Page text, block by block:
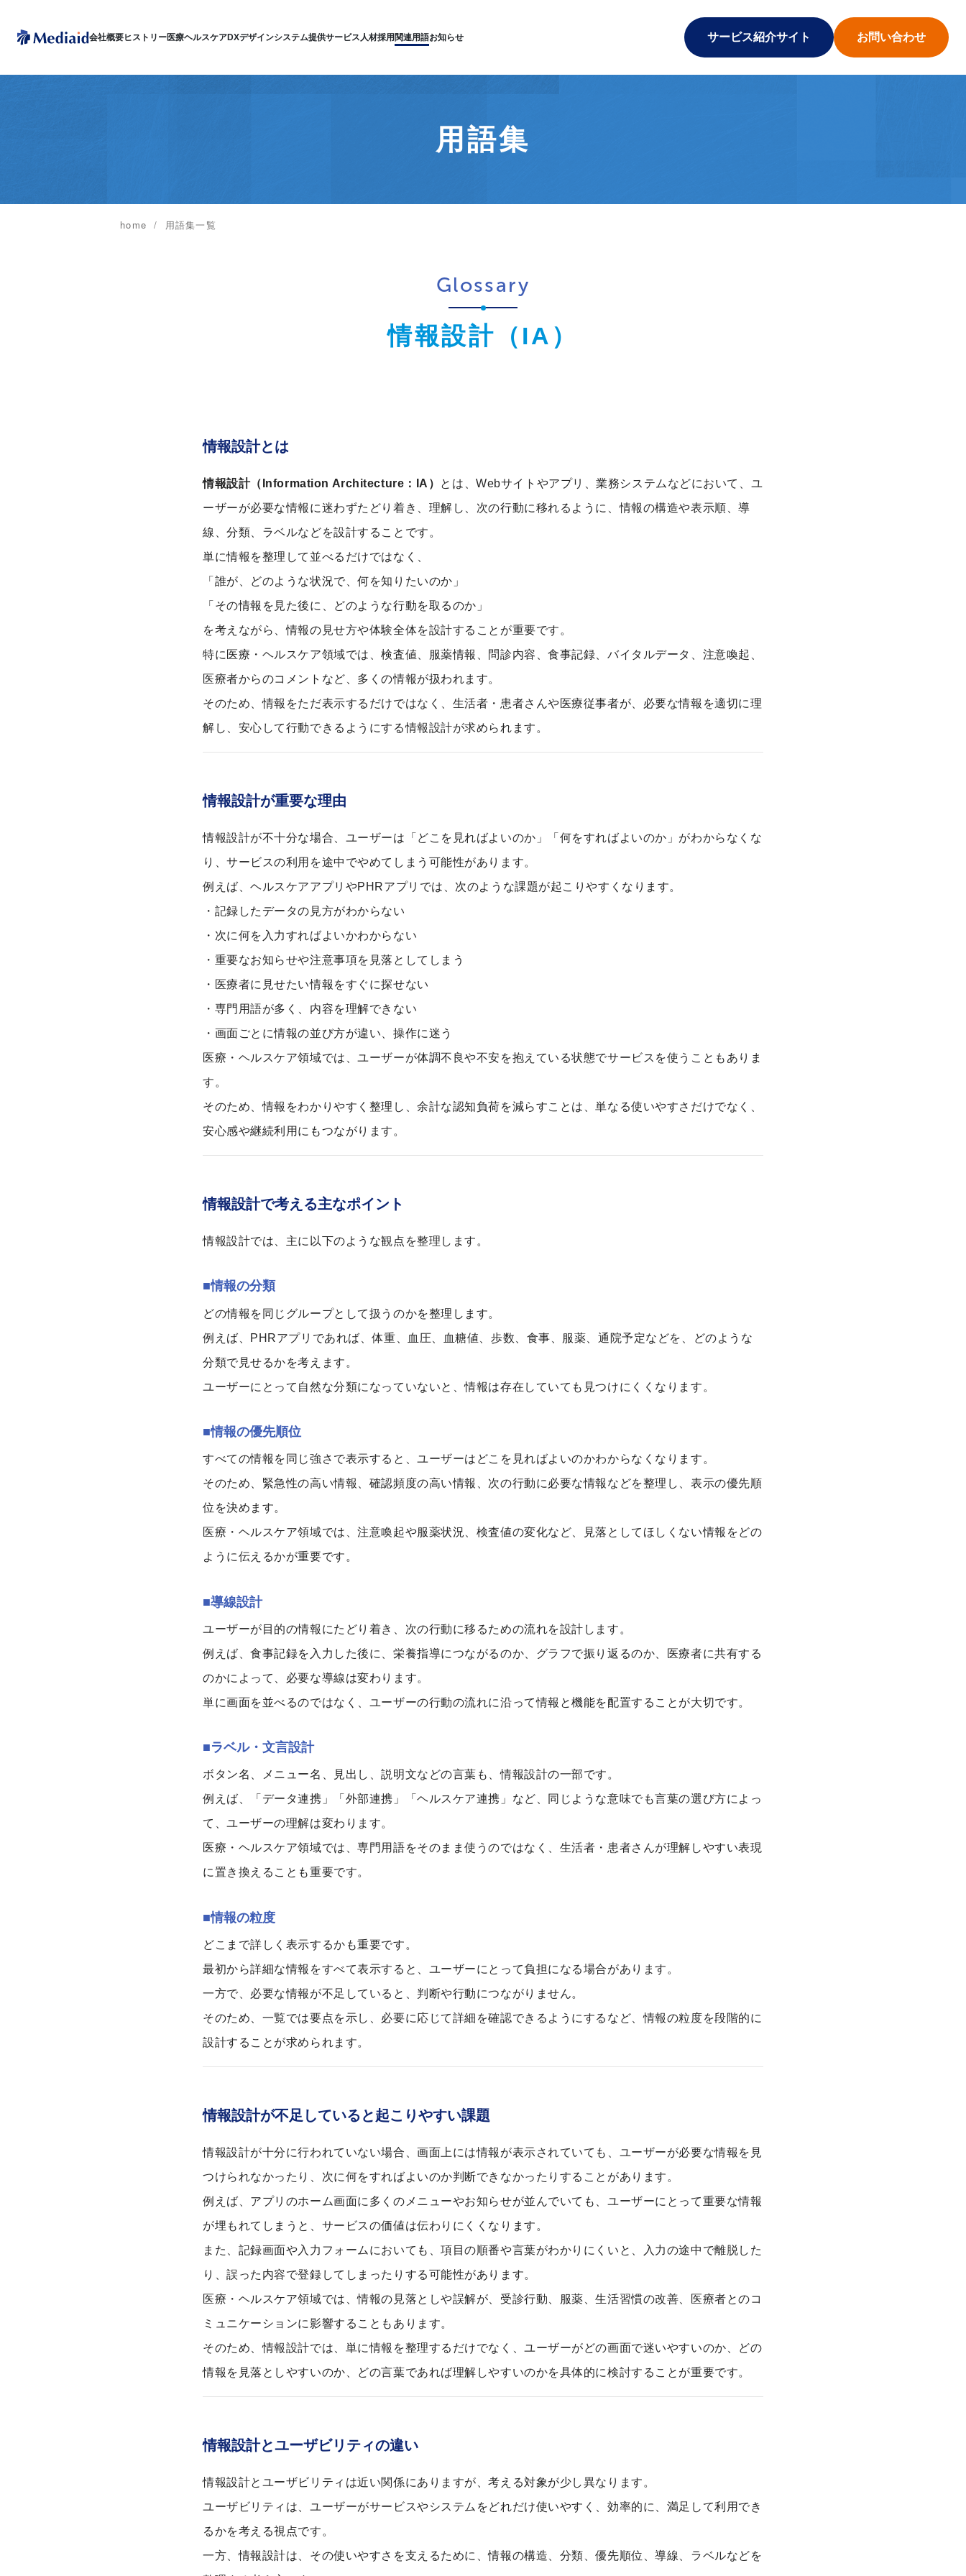
会社概要ヒストリー医療ヘルスケアDXデザインシステム提供サービス 人材採用関連用語お知らせ サービス紹介サイト お問い合わせ
用語集
home 用語集一覧
Glossary
情報設計（IA）
情報設計とは
情報設計（Information Architecture：IA） とは、Webサイトやアプリ、業務システムなどにおいて、ユ
ーザーが必要な情報に迷わずたどり着き、理解し、次の行動に移れるように、情報の構造や表示順、導
線、分類、ラベルなどを設計することです。
単に情報を整理して並べるだけではなく、
「誰が、どのような状況で、何を知りたいのか」
「その情報を見た後に、どのような行動を取るのか」
を考えながら、情報の見せ方や体験全体を設計することが重要です。
特に医療・ヘルスケア領域では、検査値、服薬情報、問診内容、食事記録、バイタルデータ、注意喚起、
医療者からのコメントなど、多くの情報が扱われます。
そのため、情報をただ表示するだけではなく、生活者・患者さんや医療従事者が、必要な情報を適切に理
解し、安心して行動できるようにする情報設計が求められます。
情報設計が重要な理由
情報設計が不十分な場合、ユーザーは「どこを見ればよいのか」「何をすればよいのか」がわからなくな
り、サービスの利用を途中でやめてしまう可能性があります。
例えば、ヘルスケアアプリやPHRアプリでは、次のような課題が起こりやすくなります。
・記録したデータの見方がわからない
・次に何を入力すればよいかわからない
・重要なお知らせや注意事項を見落としてしまう
・医療者に見せたい情報をすぐに探せない
・専門用語が多く、内容を理解できない
・画面ごとに情報の並び方が違い、操作に迷う
医療・ヘルスケア領域では、ユーザーが体調不良や不安を抱えている状態でサービスを使うこともありま
す。
そのため、情報をわかりやすく整理し、余計な認知負荷を減らすことは、単なる使いやすさだけでなく、
安心感や継続利用にもつながります。
情報設計で考える主なポイント
情報設計では、主に以下のような観点を整理します。
■情報の分類
どの情報を同じグループとして扱うのかを整理します。
例えば、PHRアプリであれば、体重、血圧、血糖値、歩数、食事、服薬、通院予定などを、どのような
分類で見せるかを考えます。
ユーザーにとって自然な分類になっていないと、情報は存在していても見つけにくくなります。
■情報の優先順位
すべての情報を同じ強さで表示すると、ユーザーはどこを見ればよいのかわからなくなります。
そのため、緊急性の高い情報、確認頻度の高い情報、次の行動に必要な情報などを整理し、表示の優先順
位を決めます。
医療・ヘルスケア領域では、注意喚起や服薬状況、検査値の変化など、見落としてほしくない情報をどの
ように伝えるかが重要です。
■導線設計
ユーザーが目的の情報にたどり着き、次の行動に移るための流れを設計します。
例えば、食事記録を入力した後に、栄養指導につながるのか、グラフで振り返るのか、医療者に共有する
のかによって、必要な導線は変わります。
単に画面を並べるのではなく、ユーザーの行動の流れに沿って情報と機能を配置することが大切です。
■ラベル・文言設計
ボタン名、メニュー名、見出し、説明文などの言葉も、情報設計の一部です。
例えば、「データ連携」「外部連携」「ヘルスケア連携」など、同じような意味でも言葉の選び方によっ
て、ユーザーの理解は変わります。
医療・ヘルスケア領域では、専門用語をそのまま使うのではなく、生活者・患者さんが理解しやすい表現
に置き換えることも重要です。
■情報の粒度
どこまで詳しく表示するかも重要です。
最初から詳細な情報をすべて表示すると、ユーザーにとって負担になる場合があります。
一方で、必要な情報が不足していると、判断や行動につながりません。
そのため、一覧では要点を示し、必要に応じて詳細を確認できるようにするなど、情報の粒度を段階的に
設計することが求められます。
情報設計が不足していると起こりやすい課題
情報設計が十分に行われていない場合、画面上には情報が表示されていても、ユーザーが必要な情報を見
つけられなかったり、次に何をすればよいのか判断できなかったりすることがあります。
例えば、アプリのホーム画面に多くのメニューやお知らせが並んでいても、ユーザーにとって重要な情報
が埋もれてしまうと、サービスの価値は伝わりにくくなります。
また、記録画面や入力フォームにおいても、項目の順番や言葉がわかりにくいと、入力の途中で離脱した
り、誤った内容で登録してしまったりする可能性があります。
医療・ヘルスケア領域では、情報の見落としや誤解が、受診行動、服薬、生活習慣の改善、医療者とのコ
ミュニケーションに影響することもあります。
そのため、情報設計では、単に情報を整理するだけでなく、ユーザーがどの画面で迷いやすいのか、どの
情報を見落としやすいのか、どの言葉であれば理解しやすいのかを具体的に検討することが重要です。
情報設計とユーザビリティの違い
情報設計とユーザビリティは近い関係にありますが、考える対象が少し異なります。
ユーザビリティは、ユーザーがサービスやシステムをどれだけ使いやすく、効率的に、満足して利用でき
るかを考える視点です。
一方、情報設計は、その使いやすさを支えるために、情報の構造、分類、優先順位、導線、ラベルなどを